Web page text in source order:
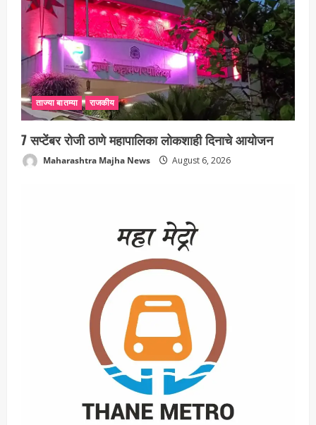
ताज्या बातम्या राजकीय
7 सप्टेंबर रोजी ठाणे महापालिका लोकशाही दिनाचे आयोजन
Maharashtra Majha News August 6, 2026